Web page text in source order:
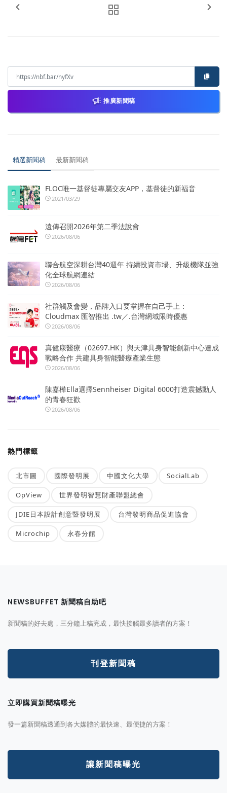
推廣新聞稿
精選新聞稿 最新新聞稿
FLOC唯一基督徒專屬交友APP，基督徒的新福音
2021/03/29
遠傳召開2026年第二季法說會
2026/08/06
聯合航空深耕台灣40週年 持續投資市場、升級機隊並強
化全球航網連結
2026/08/06
社群觸及會變，品牌入口要掌握在自己手上：
Cloudmax 匯智推出 .tw／.台灣網域限時優惠
2026/08/06
真健康醫療（02697.HK）與天津具身智能創新中心達成
戰略合作 共建具身智能醫療產業生態
2026/08/06
陳嘉樺Ella選擇Sennheiser Digital 6000打造震撼動人
的青春狂歡
2026/08/06
熱門標籤
北市圖 國際發明展 中國文化大學 SocialLab
OpView 世界發明智慧財產聯盟總會
JDIE日本設計創意暨發明展 台灣發明商品促進協會
Microchip 永春分館
NEWSBUFFET 新聞稿自助吧
新聞稿的好去處，三分鐘上稿完成，最快接觸最多讀者的方案！
刊登新聞稿
立即購買新聞稿曝光
發一篇新聞稿透通到各大媒體的最快速、最便捷的方案！
讓新聞稿曝光